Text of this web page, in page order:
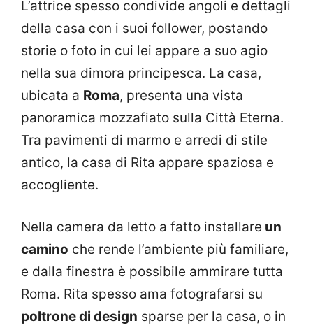
L’attrice spesso condivide angoli e dettagli
della casa con i suoi follower, postando
storie o foto in cui lei appare a suo agio
nella sua dimora principesca. La casa,
ubicata a Roma, presenta una vista
panoramica mozzafiato sulla Città Eterna.
Tra pavimenti di marmo e arredi di stile
antico, la casa di Rita appare spaziosa e
accogliente.
Nella camera da letto a fatto installare un
camino che rende l’ambiente più familiare,
e dalla finestra è possibile ammirare tutta
Roma. Rita spesso ama fotografarsi su
poltrone di design sparse per la casa, o in